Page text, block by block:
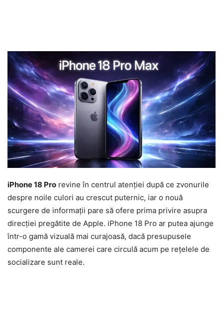
iPhone 18 Pro revine în centrul atenției după ce zvonurile
despre noile culori au crescut puternic, iar o nouă
scurgere de informații pare să ofere prima privire asupra
direcției pregătite de Apple. iPhone 18 Pro ar putea ajunge
într-o gamă vizuală mai curajoasă, dacă presupusele
componente ale camerei care circulă acum pe rețelele de
socializare sunt reale.